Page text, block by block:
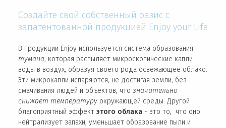
Создайте свой собственный оазис с
запатентованной продукцией Enjoy your Life
В продукции Enjoy используется система образования
тумана, которая распыляет микроскопические капли
воды в воздух, образуя своего рода освежающее облако.
Эти микрокапли испаряются, не достигая земли, без
смачивания людей и объектов, что значительно
снижает температуруокружающей среды. Другой
благоприятный эффект этого облака- это то, что оно
нейтрализует запахи, уменьшает образование пыли и